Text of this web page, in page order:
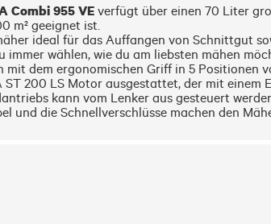
Combi 955 VE verfügt über einen 70 Liter
m² geeignet ist.
ideal für das Auffangen von Schnittgut
wählen, wie du am liebsten mähen
dem ergonomischen Griff in 5 Positionen
ST 200 LS Motor ausgestattet, der mit
kann vom Lenker aus gesteuert
und die Schnellverschlüsse machen den